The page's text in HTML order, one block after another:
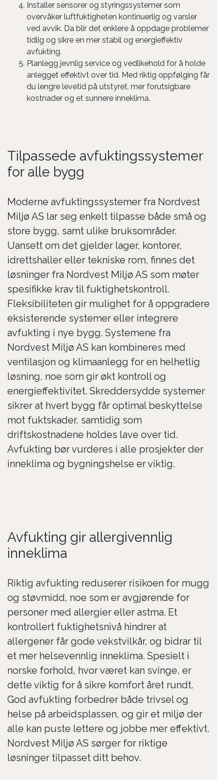
Installer sensorer og styringssystemer som
overvåker luftfuktigheten kontinuerlig og varsler
ved avvik. Da blir det enklere å oppdage problemer
tidlig og sikre en mer stabil og energieffektiv
avfukting.
Planlegg jevnlig service og vedlikehold for å holde
anlegget effektivt over tid. Med riktig oppfølging får
du lengre levetid på utstyret, mer forutsigbare
kostnader og et sunnere inneklima.
Tilpassede avfuktingssystemer
for alle bygg
Moderne avfuktingssystemer fra Nordvest
Miljø AS lar seg enkelt tilpasse både små og
store bygg, samt ulike bruksområder.
Uansett om det gjelder lager, kontorer,
idrettshaller eller tekniske rom, finnes det
løsninger fra Nordvest Miljø AS som møter
spesifikke krav til fuktighetskontroll.
Fleksibiliteten gir mulighet for å oppgradere
eksisterende systemer eller integrere
avfukting i nye bygg. Systemene fra
Nordvest Miljø AS kan kombineres med
ventilasjon og klimaanlegg for en helhetlig
løsning, noe som gir økt kontroll og
energieffektivitet. Skreddersydde systemer
sikrer at hvert bygg får optimal beskyttelse
mot fuktskader, samtidig som
driftskostnadene holdes lave over tid.
Avfukting bør vurderes i alle prosjekter der
inneklima og bygningshelse er viktig.
Avfukting gir allergivennlig
inneklima
Riktig avfukting reduserer risikoen for mugg
og støvmidd, noe som er avgjørende for
personer med allergier eller astma. Et
kontrollert fuktighetsnivå hindrer at
allergener får gode vekstvilkår, og bidrar til
et mer helsevennlig inneklima. Spesielt i
norske forhold, hvor været kan svinge, er
dette viktig for å sikre komfort året rundt.
God avfukting forbedrer både trivsel og
helse på arbeidsplassen, og gir et miljø der
alle kan puste lettere og jobbe mer effektivt.
Nordvest Miljø AS sørger for riktige
løsninger tilpasset ditt behov.